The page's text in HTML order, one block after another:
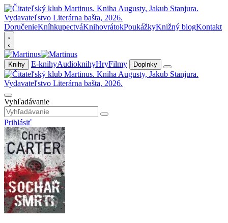
DoručenieKníhkupectváKnihovrátokPoukážkyKnižný blogKontakt
Knihy E-knihyAudioknihyHryFilmy Doplnky
Vyhľadávanie
Prihlásiť